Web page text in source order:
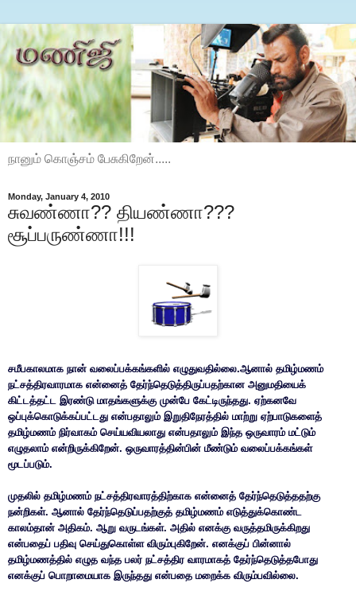
நானும் கொஞ்சம் பேசுகிறேன்.....
Monday, January 4, 2010
சுவண்ணா?? தியண்ணா???
சூப்பருண்ணா!!!
சமீபகாலமாக நான் வலைப்பக்கங்களில் எழுதுவதில்லை.ஆனால் தமிழ்மணம்
நட்சத்திரவாரமாக என்னைத் தேர்ந்தெடுத்திருப்பதற்கான அனுமதியைக்
கிட்டத்தட்ட இரண்டு மாதங்களுக்கு முன்பே கேட்டிருந்தது. ஏற்கனவே
ஒப்புக்கொடுக்கப்பட்டது என்பதாலும் இறுதிநேரத்தில் மாற்று ஏற்பாடுகளைத்
தமிழ்மணம் நிர்வாகம் செய்யவியலாது என்பதாலும் இந்த ஒருவாரம் மட்டும்
எழுதலாம் என்றிருக்கிறேன். ஒருவாரத்தின்பின் மீண்டும் வலைப்பக்கங்கள்
மூடப்படும்.
முதலில் தமிழ்மணம் நட்சத்திரவாரத்திற்காக என்னைத் தேர்ந்தெடுத்ததற்கு
நன்றிகள். ஆனால் தேர்ந்தெடுப்பதற்குத் தமிழ்மணம் எடுத்துக்கொண்ட
காலம்தான் அதிகம். ஆறு வருடங்கள். அதில் எனக்கு வருத்தமிருக்கிறது
என்பதைப் பதிவு செய்துகொள்ள விரும்புகிறேன். எனக்குப் பின்னால்
தமிழ்மணத்தில் எழுத வந்த பலர் நட்சத்திர வாரமாகத் தேர்ந்தெடுத்தபோது
எனக்குப் பொறாமையாக இருந்தது என்பதை மறைக்க விரும்பவில்லை.